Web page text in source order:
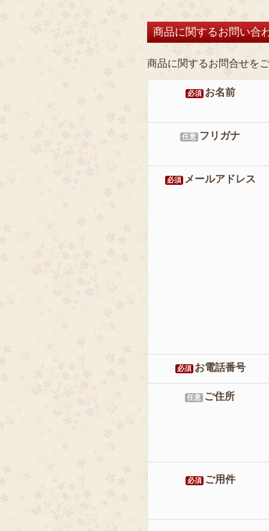
商品に関するお問い合
商品に関するお問合せを
必須 お名前
任意 フリガナ
必須 メールアドレス
必須 お電話番号
任意 ご住所
必須 ご用件